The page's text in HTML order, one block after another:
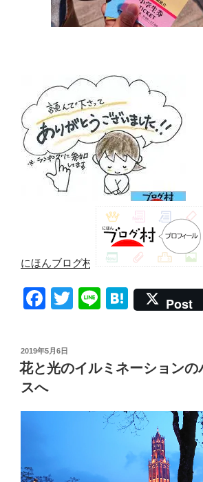
にほんブログ村
F
c
e
b
o
T
er
Li
H
n
Post
投
稿
日:
2019年5月6日
花と光のイルミネーションの
スへ